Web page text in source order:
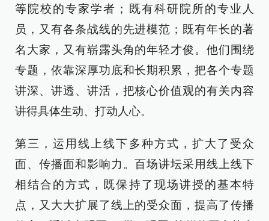
等院校的专家学者；既有科研院所的专业人
员，又有各条战线的先进模范；既有年长的著
名大家，又有崭露头角的年轻才俊。他们围绕
专题，依靠深厚功底和长期积累，把各个专题
讲深、讲透、讲活，把核心价值观的有关内容
讲得具体生动、打动人心。
第三，运用线上线下多种方式，扩大了受众
面、传播面和影响力。百场讲坛采用线上线下
相结合的方式，既保持了现场讲授的基本特
点，又大大扩展了线上的受众面，提高了传播